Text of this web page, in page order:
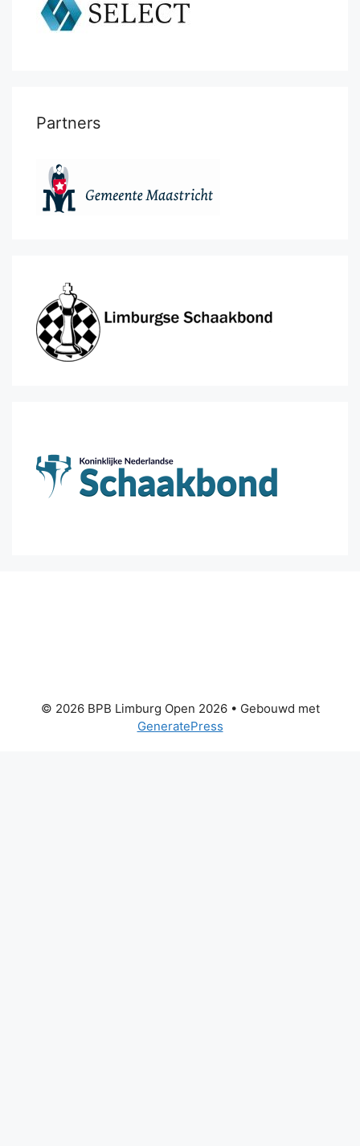
Partners
© 2026 BPB Limburg Open 2026• Gebouwd met
GeneratePress